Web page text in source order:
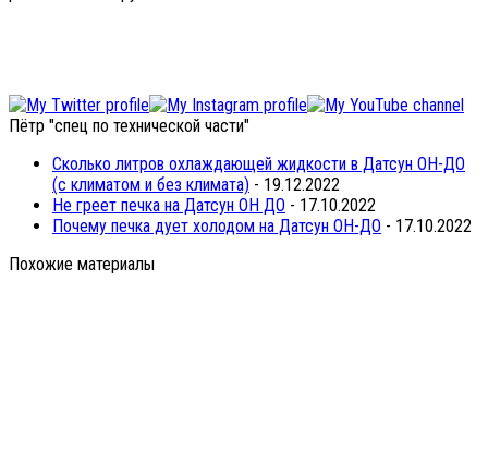
Пётр "спец по технической части"
Сколько литров охлаждающей жидкости в Датсун ОН-ДО
(с климатом и без климата) - 19.12.2022
Не греет печка на Датсун ОН ДО - 17.10.2022
Почему печка дует холодом на Датсун ОН-ДО - 17.10.2022
Похожие материалы